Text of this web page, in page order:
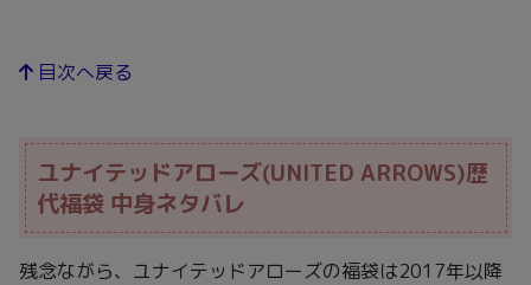
目次へ戻る
ユナイテッドアローズ(UNITED ARROWS)歴
代福袋 中身ネタバレ
残念ながら、ユナイテッドアローズの福袋は2017年以降